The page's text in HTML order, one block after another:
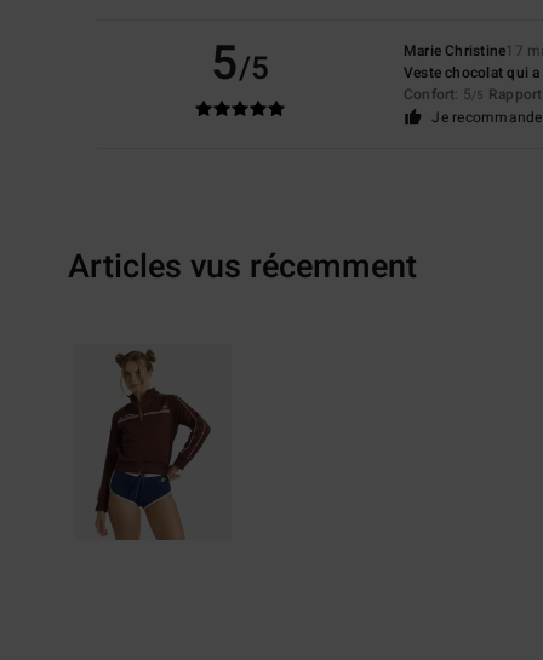
5/5 Marie Christine17
Veste chocolat qui
Confort: 5/5
Je
Articles vus récemment